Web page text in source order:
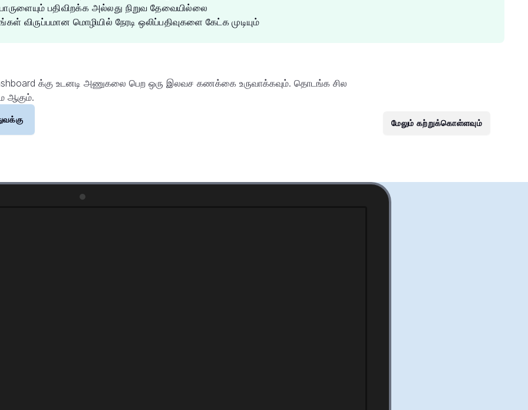
பதிவிறக்க அல்லது நிறுவ தேவையில்லை
விருப்பமான மொழியில் நேரடி ஒலிப்பதிவுகளை கேட்க முடியும்
க்கு உடனடி அணுகலை பெற ஒரு இலவச கணக்கை உருவாக்கவும். தொடங்க சில
ஆகும்.
மேலும் கற்றுக்கொள்ளவும்